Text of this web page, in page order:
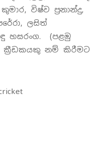
විෂ්ව ප්‍රනාන්දු,
ලසිත්
හසරංග. (පළමු
ක්‍රීඩකයකු නම් කිරීමට